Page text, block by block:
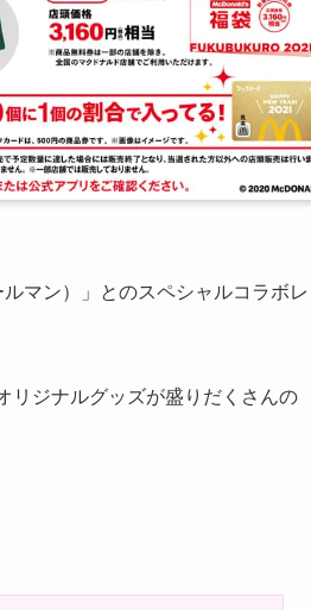
マン）」とのスペシャルコラボレ
リジナルグッズが盛りだくさんの